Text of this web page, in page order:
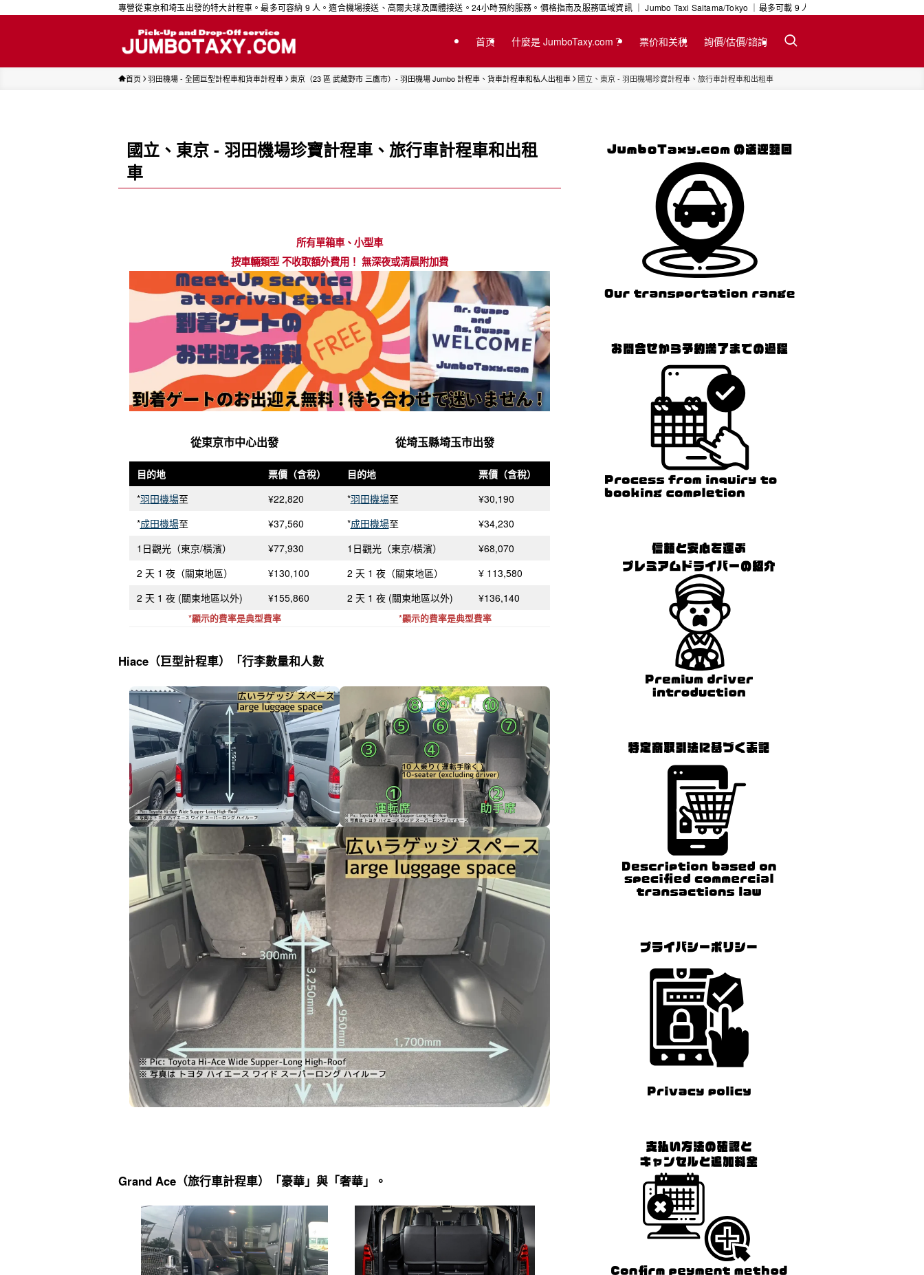
專營從東京和埼玉出發的特大計程車。最多可容納 9 人。適合機場接送、高爾夫球及團體接送。24小時預約服務。價格指南及服務區域資訊 ｜ Jumbo Taxi Saitama/Tokyo ｜最多可載 9 人及大型行李 ｜ 24 小時預約服
首页 什麼是 JumboTaxy.com？ 票价和关税 詢價/估價/諮詢
首页 羽田機場 - 全國巨型計程車和貨車計程車 東京（23 區 武藏野市 三鷹市）- 羽田機場 Jumbo 計程車、貨車計程車和私人出租車 國立、東京 - 羽田機場珍寶計程車、旅行車計程車和出租車
國立、東京 - 羽田機場珍寶計程車、旅行車計程車和出租
車
所有單箱車、小型車
按車輛類型 不收取額外費用！ 無深夜或清晨附加費
從東京市中心出發
目的地
票價（含稅）
*羽田機場至
¥22,820
*成田機場至
¥37,560
1日觀光（東京/橫濱）
¥77,930
2 天 1 夜（關東地區）
¥130,100
2 天 1 夜 (關東地區以外)
¥155,860
*顯示的費率是典型費率
從埼玉縣埼玉市出發
目的地
票價（含稅）
*羽田機場至
¥30,190
*成田機場至
¥34,230
1日觀光（東京/橫濱）
¥68,070
2 天 1 夜（關東地區）
¥ 113,580
2 天 1 夜 (關東地區以外)
¥136,140
*顯示的費率是典型費率
Hiace（巨型計程車）「行李數量和人數
Grand Ace（旅行車計程車）「豪華」與「奢華」。